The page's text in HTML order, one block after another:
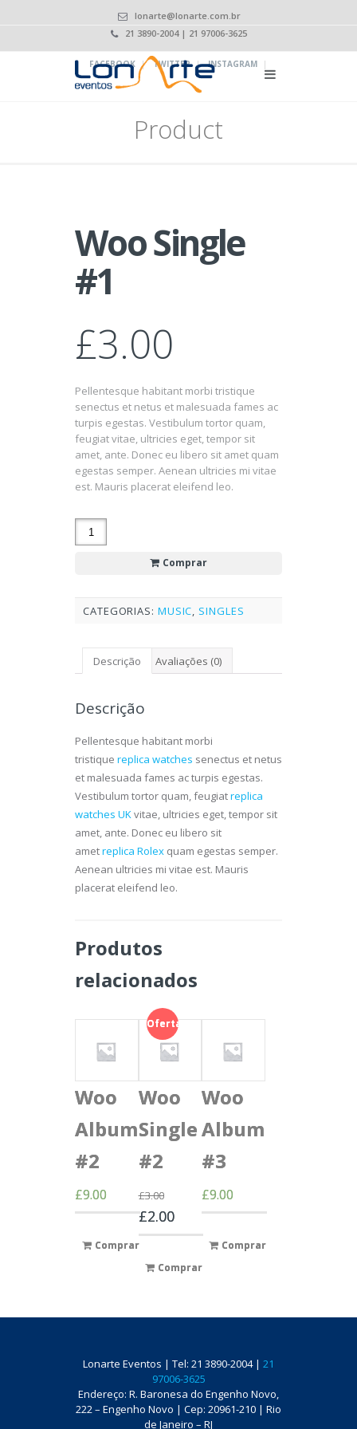
lonarte@lonarte.com.br
21 3890-2004 | 21 97006-3625
FACEBOOK | TWITTER | INSTAGRAM |
Product
Woo Single
#1
£3.00
Pellentesque habitant morbi tristique
senectus et netus et malesuada fames ac
turpis egestas. Vestibulum tortor quam,
feugiat vitae, ultricies eget, tempor sit
amet, ante. Donec eu libero sit amet quam
egestas semper. Aenean ultricies mi vitae
est. Mauris placerat eleifend leo.
Comprar
CATEGORIAS: MUSIC, SINGLES
Descrição Avaliações (0)
Descrição
Pellentesque habitant morbi
tristique replica watches senectus et netus
et malesuada fames ac turpis egestas.
Vestibulum tortor quam, feugiatreplica
watches UKvitae, ultricies eget, tempor sit
amet, ante. Donec eu libero sit
ametreplica Rolex quam egestas semper.
Aenean ultricies mi vitae est. Mauris
placerat eleifend leo.
Produtos
relacionados
Woo
Album
#2
£9.00
Comprar
Oferta!
Woo
Single
#2
£3.00
£2.00
Comprar
Woo
Album
#3
£9.00
Comprar
Lonarte Eventos | Tel: 21 3890-2004 | 21
97006-3625
Endereço: R. Baronesa do Engenho Novo,
222 – Engenho Novo | Cep: 20961-210 | Rio
de Janeiro – RJ